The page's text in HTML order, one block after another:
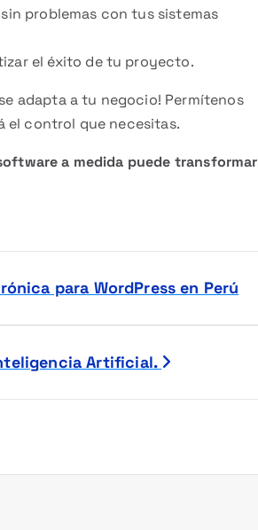
problemas con tus sistemas
el éxito de tu proyecto.
adapta a tu negocio! Permítenos
el control que necesitas.
a medida puede transformar
para WordPress en Perú
Artificial.